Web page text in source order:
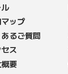
ップ
るご質問
ス
要